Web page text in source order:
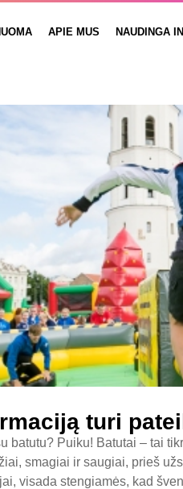
APIE MUS NAUDINGA
turi
batutu? Puiku! Batutai – tai
smagiai ir saugiai, prieš
visada stengiamės, kad